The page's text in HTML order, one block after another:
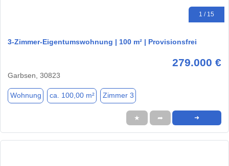
1 / 15
3-Zimmer-Eigentumswohnung | 100 m² | Provisionsfrei
279.000 €
Garbsen, 30823
Wohnung ca. 100,00 m² Zimmer 3
★ ➦ ➜